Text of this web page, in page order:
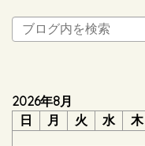
2026年8月
日
月 火 水 木